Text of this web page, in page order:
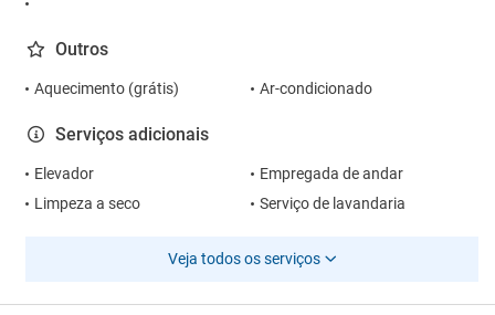
Outros
Aquecimento (grátis) Ar-condicionado
Serviços adicionais
Elevador
Empregada de andar
Limpeza a seco
Serviço de lavandaria
Veja todos os serviços